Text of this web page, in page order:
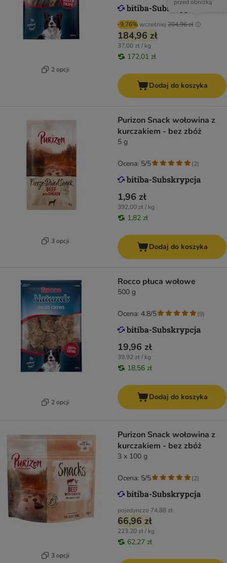
2 opcji
-9.76%wcześniej 204,96 zł
przed obniżką
184,96 zł
37,00 zł / kg
172,01 zł
Dodaj do koszyka
3 opcji
Purizon Snack wołowina z
kurczakiem - bez zbóż
5 g
1,96 zł
392,00 zł / kg
1,82 zł
Ocena: 5/5 (2)
Dodaj do koszyka
2 opcji
Rocco płuca wołowe
500 g
19,96 zł
39,92 zł / kg
18,56 zł
Ocena: 4.8/5 (9)
Dodaj do koszyka
3 opcji
Purizon Snack wołowina z
kurczakiem - bez zbóż
3 x 100 g
pojedynczo 74,88 zł
66,96 zł
223,20 zł / kg
62,27 zł
Ocena: 5/5 (2)